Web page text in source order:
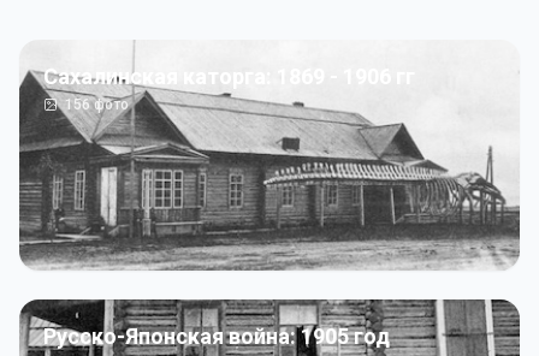
Сахалинская каторга: 1869 - 1906 гг
156фото
Русско-Японская война: 1905 год